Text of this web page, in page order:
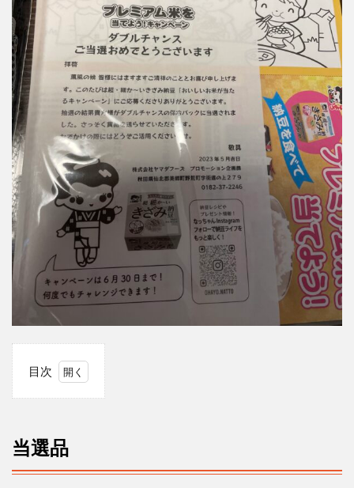
目次
品
当選品